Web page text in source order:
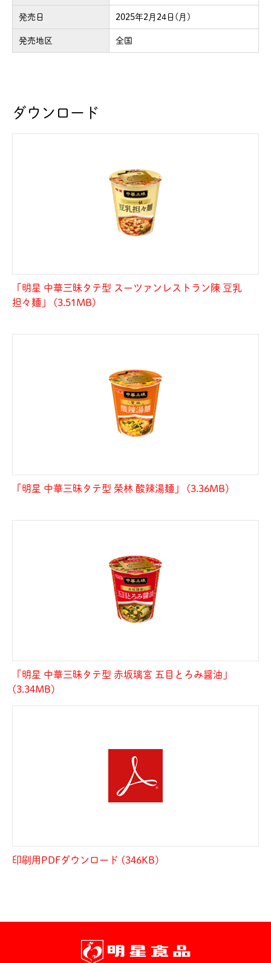
発売日 2025年2月24日(月)
発売地区 全国
ダウンロード
「明星 中華三昧タテ型 スーツァンレストラン陳 豆乳
担々麺」 (3.51MB)
「明星 中華三昧タテ型 榮林 酸辣湯麺」 (3.36MB)
「明星 中華三昧タテ型 赤坂璃宮 五目とろみ醤油」
(3.34MB)
印刷用PDFダウンロード (346KB)